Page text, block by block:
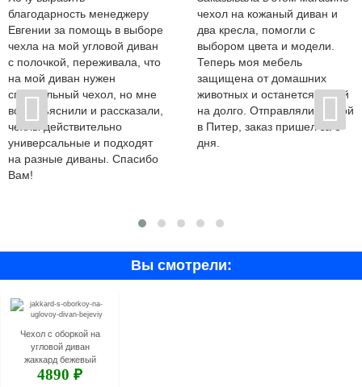
благодарность менеджеру
Евгении за помощь в выборе
чехла на мой угловой диван
с полочкой, переживала, что
на мой диван нужен
специальный чехол, но мне
все объяснили и рассказали,
чехлы действительно
универсальные и подходят
на разные диваны. Спасибо
Вам!
чехол на кожаный диван и
два кресла, помогли с
выбором цвета и модели.
Теперь моя мебель
защищена от домашних
животных и останется новой
на долго. Отправляли почтой
в Питер, заказ пришел за 3
дня.
Вы смотрели:
Чехол с оборкой на
угловой диван
жаккард бежевый
4890 ₽